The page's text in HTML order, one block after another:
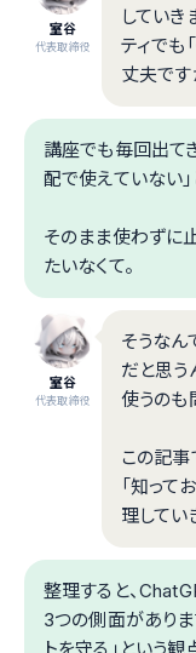
室谷
代表取締役
していき
ティでも
丈夫です
講座でも毎回出て
配で使えていない
そのまま使わずに
たいなくて。
室谷
代表取締役
そうなん
だと思う
使うのも
この記事
「知って
理してい
整理すると、
3つの側面がありま